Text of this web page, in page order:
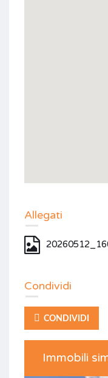
Allegati
Condividi
CONDIVIDI
Immobili